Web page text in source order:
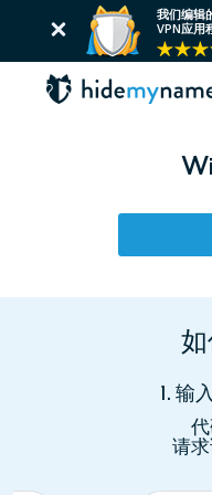
我们编辑
VPN应用
1. 输
请求